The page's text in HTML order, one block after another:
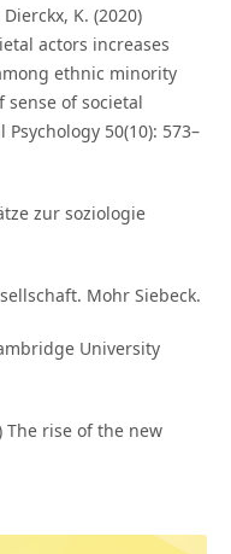
K. (2020)
actors increases
ethnic minority
of societal
50(10): 573–
zur soziologie
Mohr Siebeck.
University
The rise of the new